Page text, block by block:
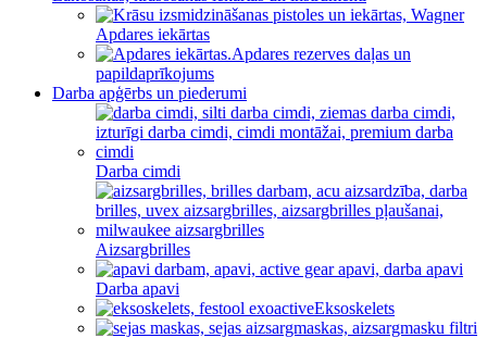
Apdares iekārtas
Apdares rezerves daļas un
papildaprīkojums
Darba apģērbs un piederumi
Darba cimdi
Aizsargbrilles
Darba apavi
Eksoskelets